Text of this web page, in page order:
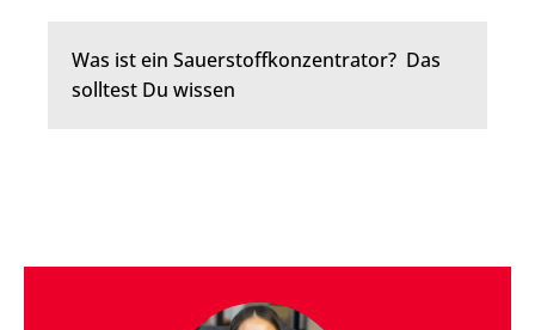
Was ist ein Sauerstoffkonzentrator? Das
solltest Du wissen